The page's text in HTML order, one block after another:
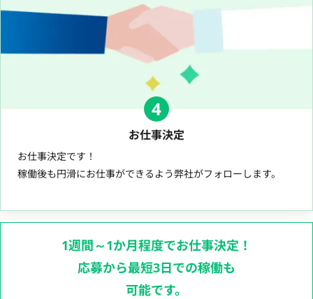
4
お仕事決定
お仕事決定です！
稼働後も円滑にお仕事ができるよう弊社がフォローします。
1週間～1か月程度でお仕事決定！
応募から最短3日での稼働も
可能です。